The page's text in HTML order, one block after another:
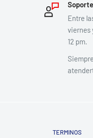
Entre
viernes
12 pm.
TERMINOS